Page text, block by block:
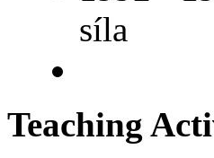
síla
Teaching